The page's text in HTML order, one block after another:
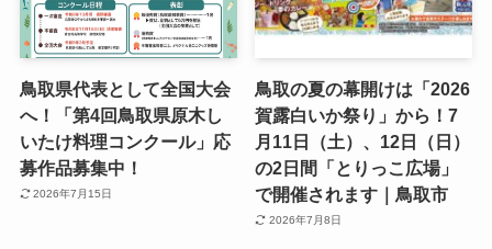
鳥取県代表として全国大会
へ！「第4回鳥取県原木し
いたけ料理コンクール」応
募作品募集中！
2026年7月15日
鳥取の夏の幕開けは「2026
賀露白いか祭り」から！7
月11日（土）、12日（日）
の2日間「とりっこ広場」
で開催されます｜鳥取市
2026年7月8日